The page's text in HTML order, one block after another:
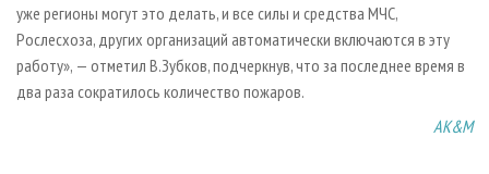
уже регионы могут это делать, и все силы и средства МЧС,
Рослесхоза, других организаций автоматически включаются в эту
работу», — отметил В.Зубков, подчеркнув, что за последнее время в
два раза сократилось количество пожаров.
AK&M